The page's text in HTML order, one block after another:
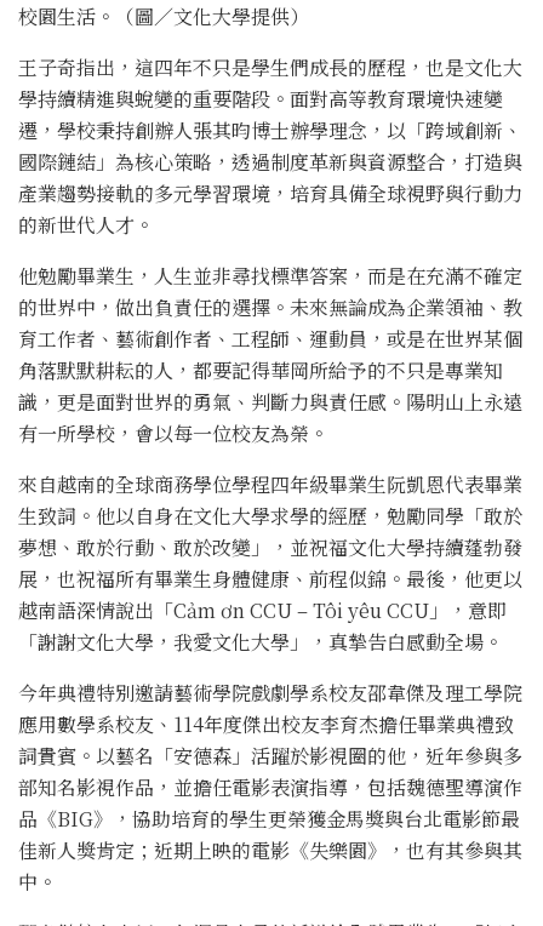
校園生活。（圖／文化大學提供）
王子奇指出，這四年不只是學生們成長的歷程，也是文化大
學持續精進與蛻變的重要階段。面對高等教育環境快速變
遷，學校秉持創辦人張其昀博士辦學理念，以「跨域創新、
國際鏈結」為核心策略，透過制度革新與資源整合，打造與
產業趨勢接軌的多元學習環境，培育具備全球視野與行動力
的新世代人才。
他勉勵畢業生，人生並非尋找標準答案，而是在充滿不確定
的世界中，做出負責任的選擇。未來無論成為企業領袖、教
育工作者、藝術創作者、工程師、運動員，或是在世界某個
角落默默耕耘的人，都要記得華岡所給予的不只是專業知
識，更是面對世界的勇氣、判斷力與責任感。陽明山上永遠
有一所學校，會以每一位校友為榮。
來自越南的全球商務學位學程四年級畢業生阮凱恩代表畢業
生致詞。他以自身在文化大學求學的經歷，勉勵同學「敢於
夢想、敢於行動、敢於改變」，並祝福文化大學持續蓬勃發
展，也祝福所有畢業生身體健康、前程似錦。最後，他更以
越南語深情說出「Cảm ơn CCU – Tôi yêu CCU」，意即
「謝謝文化大學，我愛文化大學」，真摯告白感動全場。
今年典禮特別邀請藝術學院戲劇學系校友邵韋傑及理工學院
應用數學系校友、114年度傑出校友李育杰擔任畢業典禮致
詞貴賓。以藝名「安德森」活躍於影視圈的他，近年參與多
部知名影視作品，並擔任電影表演指導，包括魏德聖導演作
品《BIG》，協助培育的學生更榮獲金馬獎與台北電影節最
佳新人獎肯定；近期上映的電影《失樂園》，也有其參與其
中。